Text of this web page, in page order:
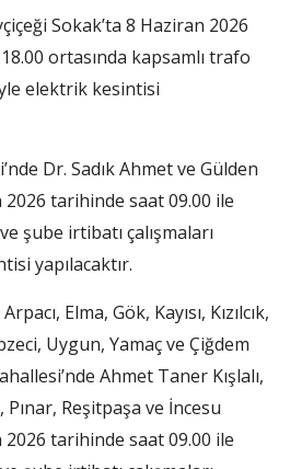
Sokak’ta 8 Haziran 2026
ortasında kapsamlı trafo
elektrik kesintisi
Dr. Sadık Ahmet ve Gülden
tarihinde saat 09.00 ile
şube irtibatı çalışmaları
yapılacaktır.
Elma, Gök, Kayısı, Kızılcık,
Uygun, Yamaç ve Çiğdem
Ahmet Taner Kışlalı,
Reşitpaşa ve İncesu
tarihinde saat 09.00 ile